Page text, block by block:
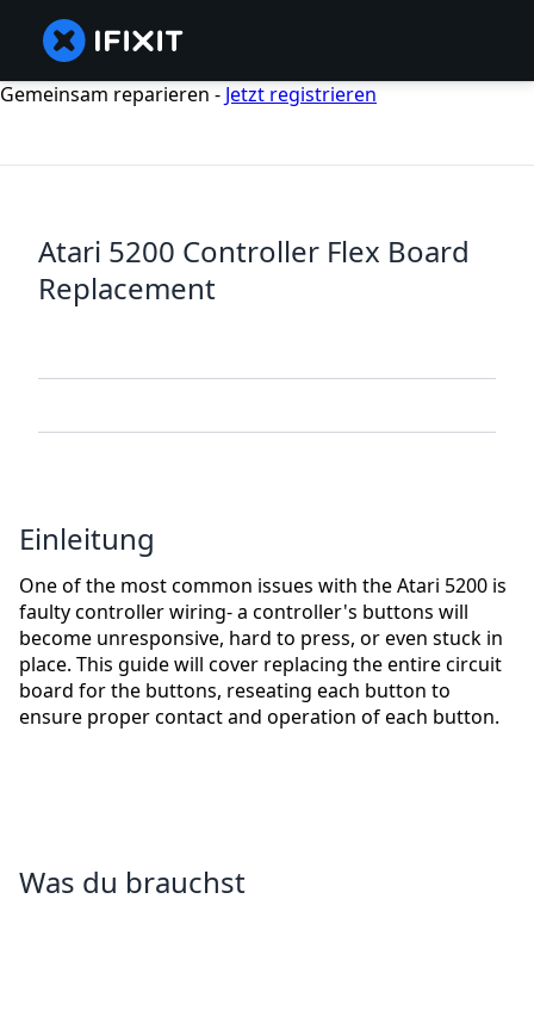
Gemeinsam reparieren - Jetzt registrieren
Atari 5200 Controller Flex Board
Replacement
Einleitung
One of the most common issues with the Atari 5200 is
faulty controller wiring- a controller's buttons will
become unresponsive, hard to press, or even stuck in
place. This guide will cover replacing the entire circuit
board for the buttons, reseating each button to
ensure proper contact and operation of each button.
Was du brauchst